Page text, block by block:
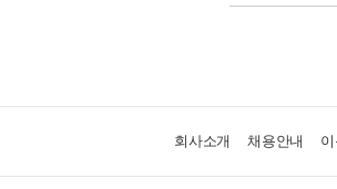
회사소개 채용안내